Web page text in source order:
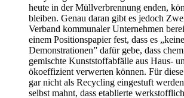
heute in der Müllverbrennung enden,
bleiben. Genau daran gibt es jedoch
Verband kommunaler Unternehmen
einem Positionspapier fest, dass es
Demonstrationen” dafür gebe, dass
gemischte Kunststoffabfälle aus Haus-
ökoeffizient verwerten können. Für
gar nicht als Recycling eingestuft
selbst mahnt, dass etablierte